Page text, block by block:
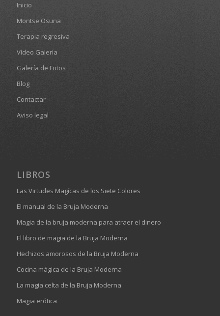
Inicio
Montse Osuna
Terapia regresiva
Vídeo Galería
Galería de Fotos
Blog
Contactar
Aviso legal
LIBROS
Las Virtudes Magícas de los Siete Colores
El manual de la Bruja Moderna
Magia de la bruja moderna para atraer el dinero
El libro de magia de la Bruja Moderna
Hechizos amorosos de la Bruja Moderna
Cocina mágica de la Bruja Moderna
La magia celta de la Bruja Moderna
Magia erótica